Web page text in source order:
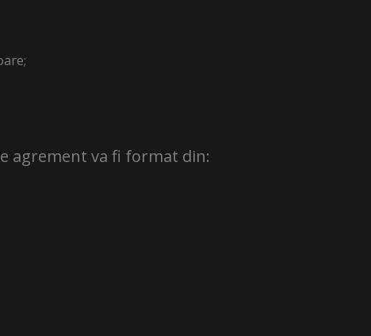
agrement va fi format din: